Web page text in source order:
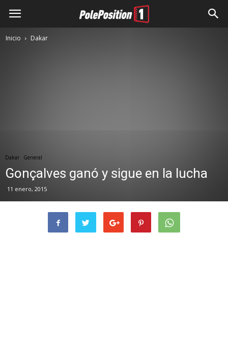
Inicio Dakar
Dakar General
Gonçalves ganó y sigue en la lucha
11 enero, 2015